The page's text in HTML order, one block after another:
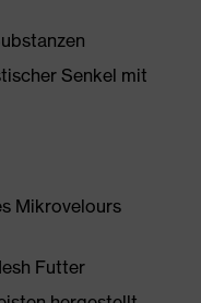
Senkel mit
Mikrovelours
Futter